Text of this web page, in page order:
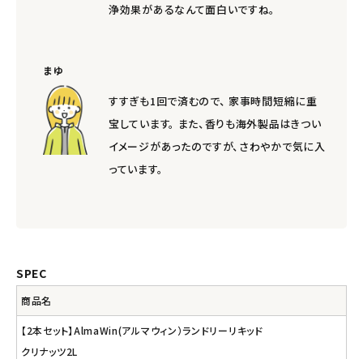
浄効果があるなんて面白いですね。
まゆ
すすぎも1回で済むので、 家事時間短縮に重
宝しています。 また、香りも海外製品はきつい
イメージがあったのですが、さわやかで気に入
っています。
SPEC
商品名
【2本セット】AlmaWin(アルマウィン）ランドリーリキッド
クリナッツ2L